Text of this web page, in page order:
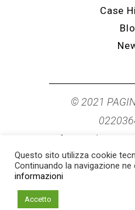
Case
© 2021
Cookie Policy|
Questo sito utilizza cookie
Continuando la navigazione
informazioni
Accetto